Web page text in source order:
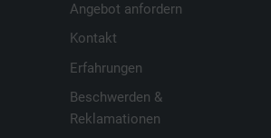
Angebot anfordern
Kontakt
Erfahrungen
Beschwerden &
Reklamationen